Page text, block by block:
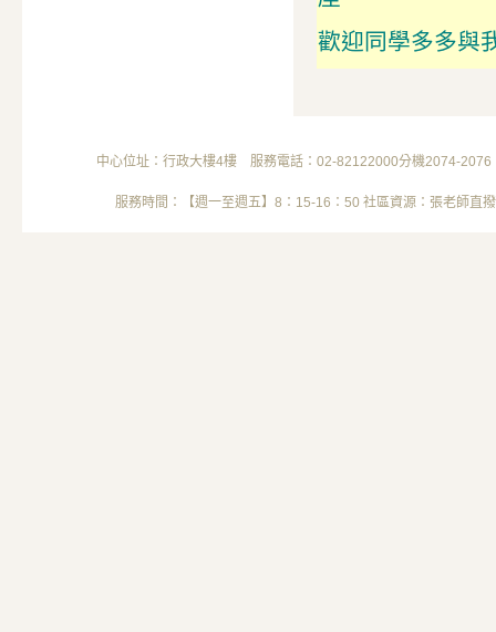
歡迎同學多多與
中心位址：行政大樓4樓 服務電話：02-82122000分機2074-
服務時間：【週一至週五】8：15-16：50 社區資源：張老師直